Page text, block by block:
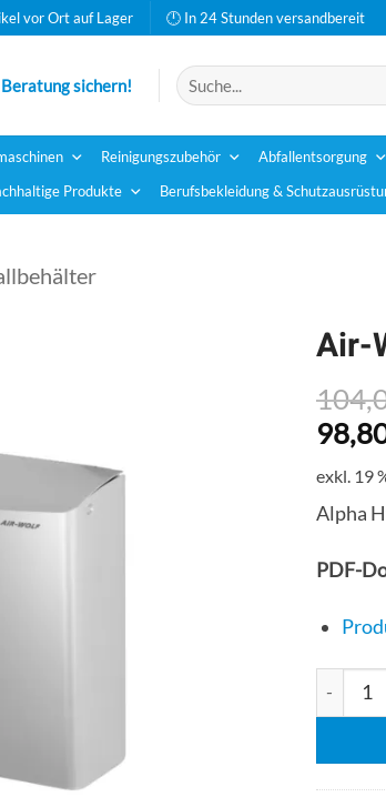
vor Ort auf Lager 🕛 In 24 Stunden versandbereit
sichern!
Suchen
nach:
Reinigungszubehör Abfallentsorgung
Produkte Berufsbekleidung &
Air-
exkl. 19
Alpha
PDF-
Air-